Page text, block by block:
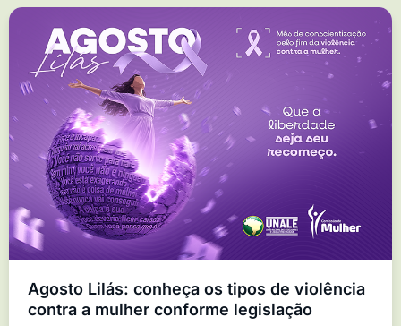
Agosto Lilás: conheça os tipos de violência
contra a mulher conforme legislação